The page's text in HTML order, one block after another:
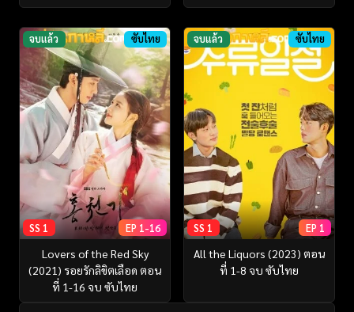
จบแล้ว ซับไทย
SS 1 EP 1-16
Lovers of the Red Sky
(2021) รอยรักลิขิตเลือด ตอน
ที่ 1-16 จบ ซับไทย
จบแล้ว ซับไทย
SS 1 EP 1
All the Liquors (2023) ตอน
ที่ 1-8 จบ ซับไทย